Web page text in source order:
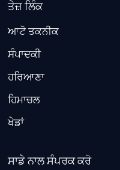
ਤੇਜ਼ ਲਿੰਕ
ਆਟੋ ਤਕਨੀਕ
ਸੰਪਾਦਕੀ
ਹਰਿਆਣਾ
ਹਿਮਾਚਲ
ਖੇਡਾਂ
ਸਾਡੇ ਨਾਲ ਸੰਪਰਕ ਕਰੋ